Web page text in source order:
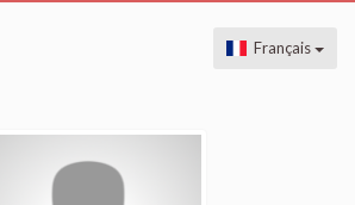
Français